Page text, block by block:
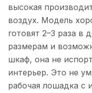
высокая
воздух. Модель
готовят 2–3 раза в
размерам и
шкаф, она не
интерьер. Это не
рабочая лошадка с